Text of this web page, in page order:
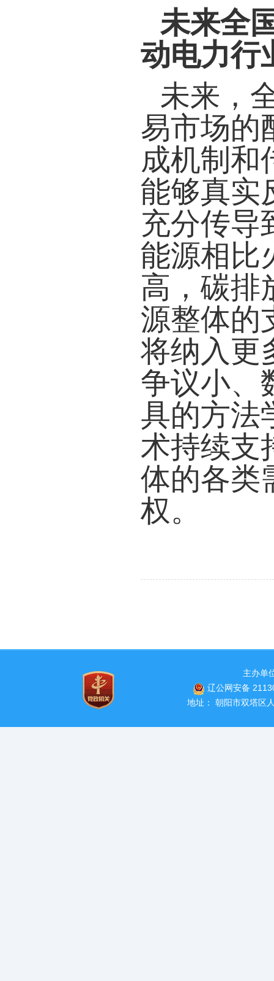
未来全
动电力行
未来，
易市场的
成机制和
能够真实
充分传导
能源相比
高，碳排
源整体的
将纳入更
争议小、
具的方法
术持续支
体的各类
权。
主办单
辽公网安备
地址： 朝阳市双塔区